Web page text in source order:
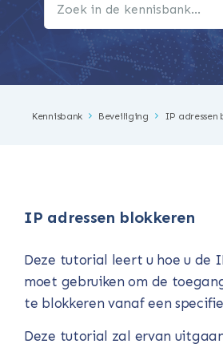
Kennisbank Beveiliging IP adressen
IP adressen blokkeren
Deze tutorial leert u hoe u de
moet gebruiken om de
te blokkeren vanaf een
Deze tutorial zal ervan